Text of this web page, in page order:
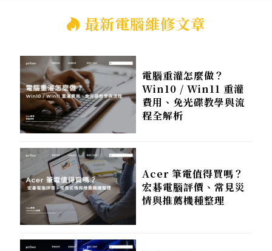
最新電腦維修文章
電腦重灌怎麼做？
Win10 / Win11 重灌
費用、免光碟教學與流
程全解析
Acer 筆電值得買嗎？
宏碁電腦評價、常見災
情與推薦機種整理